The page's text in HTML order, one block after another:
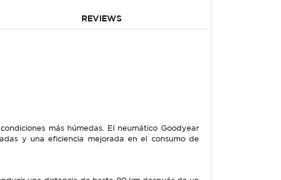
REVIEWS
más húmedas. El neumático Goodyear
y una eficiencia mejorada en el consumo de